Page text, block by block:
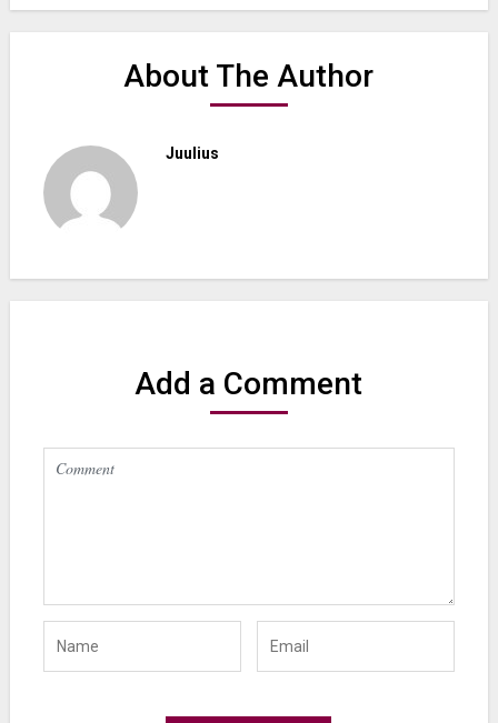
About The Author
Juulius
Add a Comment